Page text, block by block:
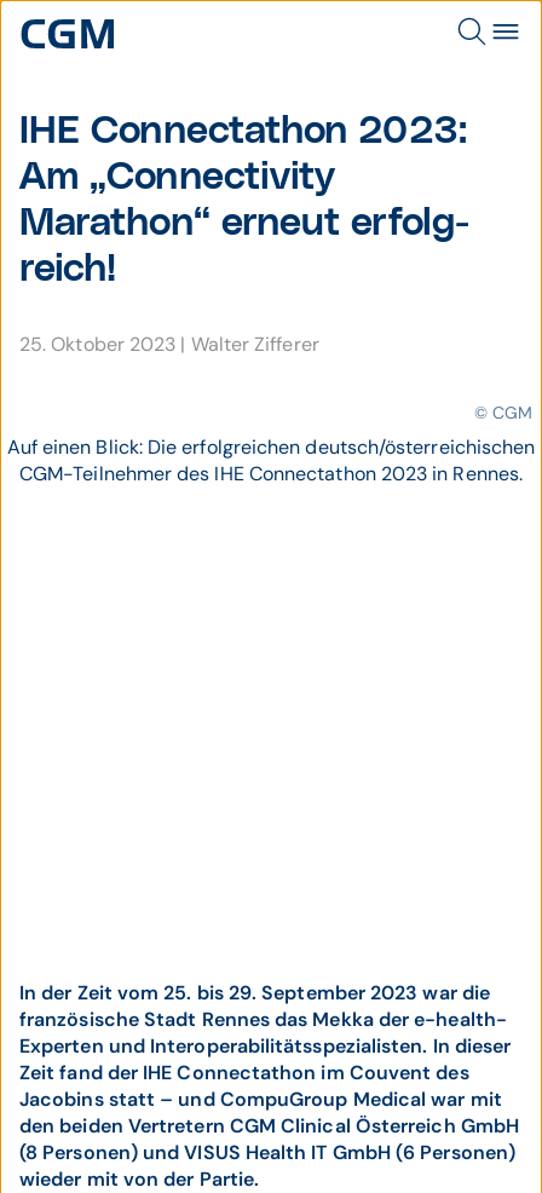
IHE Connectathon 2023:
Am „Connectivity
Marathon“ erneut erfolg­
reich!
25. Oktober 2023 | Walter Zifferer
© CGM
Auf einen Blick: Die erfolgreichen deutsch/österreichischen
CGM-Teilnehmer des IHE Connectathon 2023 in Rennes.
In der Zeit vom 25. bis 29. September 2023 war die
französische Stadt Rennes das Mekka der e-health-
Experten und Interoperabilitätsspezialisten. In dieser
Zeit fand der IHE Connectathon im Couvent des
Jacobins statt – und CompuGroup Medical war mit
den beiden Vertretern CGM Clinical Österreich GmbH
(8 Personen) und VISUS Health IT GmbH (6 Personen)
wieder mit von der Partie.